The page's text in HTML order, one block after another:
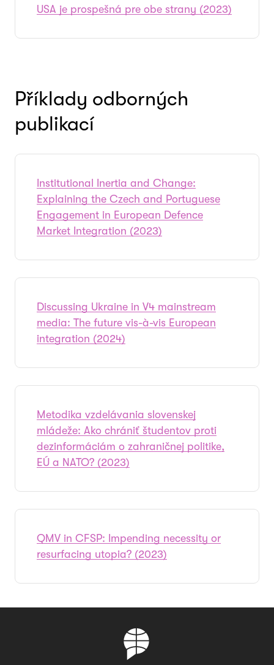
USA je prospešná pre obe strany (2023)
Příklady odborných
publikací
Institutional Inertia and Change:
Explaining the Czech and Portuguese
Engagement in European Defence
Market Integration (2023)
Discussing Ukraine in V4 mainstream
media: The future vis-à-vis European
integration (2024)
Metodika vzdelávania slovenskej
mládeže: Ako chrániť študentov proti
dezinformáciám o zahraničnej politike,
EÚ a NATO? (2023)
QMV in CFSP: Impending necessity or
resurfacing utopia? (2023)